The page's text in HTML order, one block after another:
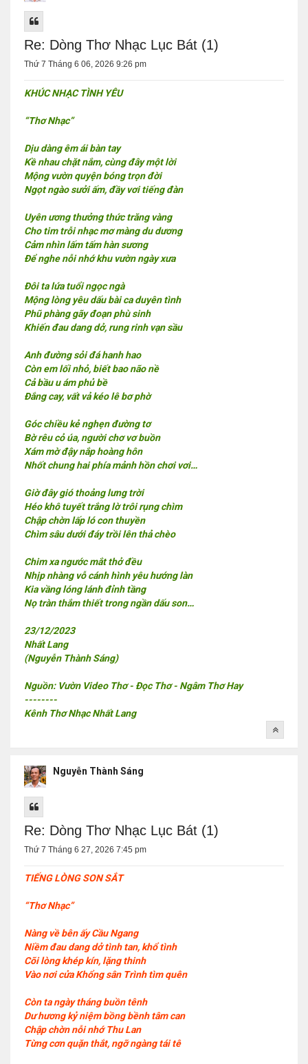
Re: Dòng Thơ Nhạc Lục Bát (1)
Thứ 7 Tháng 6 06, 2026 9:26 pm
KHÚC NHẠC TÌNH YÊU
“Thơ Nhạc”
Dịu dàng êm ái bàn tay
Kề nhau chặt nắm, cùng đây một lời
Mộng vườn quyện bóng trọn đời
Ngọt ngào sưởi ấm, đầy vơi tiếng đàn
Uyên ương thưởng thức trăng vàng
Cho tim trỗi nhạc mơ màng du dương
Cảm nhìn lấm tấm hàn sương
Để nghe nỗi nhớ khu vườn ngày xưa
Đôi ta lứa tuổi ngọc ngà
Mộng lòng yêu dấu bài ca duyên tình
Phũ phàng gãy đoạn phù sinh
Khiến đau dang dở, rung rinh vạn sầu
Anh đường sỏi đá hanh hao
Còn em lối nhỏ, biết bao não nề
Cả bầu u ám phủ bề
Đắng cay, vất vả kéo lê bơ phờ
Góc chiều kẻ nghẹn đường tơ
Bờ rêu cỏ úa, người chơ vơ buồn
Xám mờ đậy nắp hoàng hôn
Nhốt chung hai phía mảnh hồn chơi vơi…
Giờ đây gió thoảng lưng trời
Héo khô tuyết trắng lờ trôi rụng chìm
Chập chờn lấp ló con thuyền
Chìm sâu dưới đáy trồi lên thả chèo
Chim xa ngước mắt thở đều
Nhịp nhàng vỗ cánh hình yêu hướng làn
Kia vầng lóng lánh đỉnh tầng
Nọ tràn thắm thiết trong ngần dấu son…
23/12/2023
Nhất Lang
(Nguyễn Thành Sáng)
Nguồn: Vườn Video Thơ - Đọc Thơ - Ngâm Thơ Hay
--------
Kênh Thơ Nhạc Nhất Lang
Nguyễn Thành Sáng
Re: Dòng Thơ Nhạc Lục Bát (1)
Thứ 7 Tháng 6 27, 2026 7:45 pm
TIẾNG LÒNG SON SẮT
“Thơ Nhạc”
Nàng về bên ấy Cầu Ngang
Niềm đau dang dở tình tan, khổ tình
Cõi lòng khép kín, lặng thinh
Vào nơi cửa Khổng sân Trình tìm quên
Còn ta ngày tháng buồn tênh
Dư hương kỷ niệm bồng bềnh tâm can
Chập chờn nỗi nhớ Thu Lan
Từng cơn quặn thắt, ngỡ ngàng tái tê